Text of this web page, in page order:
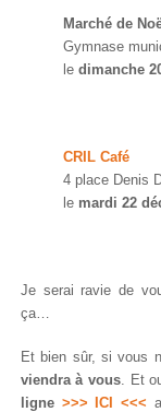
Marché de
Gymnase
le dimanche
CRIL Café
4 place Denis
le mardi 22
Je serai ravie de
ça…
Et bien sûr, si vous
viendra à vous . Et
ligne >>> ICI <<<